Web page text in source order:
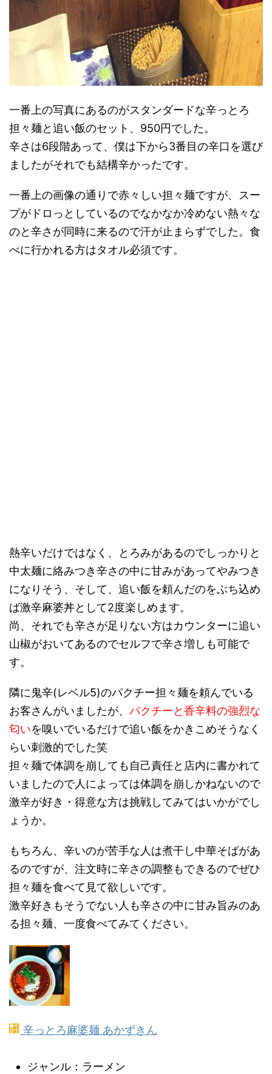
一番上の写真にあるのがスタンダードな辛っとろ
担々麺と追い飯のセット、950円でした。
辛さは6段階あって、僕は下から3番目の辛口を選び
ましたがそれでも結構辛かったです。
一番上の画像の通りで赤々しい担々麺ですが、スー
プがドロっとしているのでなかなか冷めない熱々な
のと辛さが同時に来るので汗が止まらずでした。食
べに行かれる方はタオル必須です。
熱辛いだけではなく、とろみがあるのでしっかりと
中太麺に絡みつき辛さの中に甘みがあってやみつき
になりそう、そして、追い飯を頼んだのをぶち込め
ば激辛麻婆丼として2度楽しめます。
尚、それでも辛さが足りない方はカウンターに追い
山椒がおいてあるのでセルフで辛さ増しも可能で
す。
隣に鬼辛(レベル5)のパクチー担々麺を頼んでいる
お客さんがいましたが、 パクチーと香辛料の強烈な
匂いを嗅いでいるだけで追い飯をかきこめそうなく
らい刺激的でした笑
担々麺で体調を崩しても自己責任と店内に書かれて
いましたので人によっては体調を崩しかねないので
激辛が好き・得意な方は挑戦してみてはいかがでし
ょうか。
もちろん、辛いのが苦手な人は煮干し中華そばがあ
るのですが、注文時に辛さの調整もできるのでぜひ
担々麺を食べて見て欲しいです。
激辛好きもそうでない人も辛さの中に甘み旨みのあ
る担々麺、一度食べてみてください。
辛っとろ麻婆麺 あかずきん
ジャンル：ラーメン